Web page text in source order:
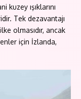
kuzey ışıklarını
Tek dezavantajı
olmasıdır, ancak
için İzlanda,